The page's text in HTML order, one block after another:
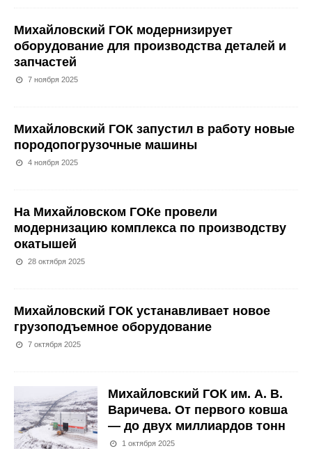
Михайловский ГОК модернизирует
оборудование для производства деталей и
запчастей
7 ноября 2025
Михайловский ГОК запустил в работу новые
породопогрузочные машины
4 ноября 2025
На Михайловском ГОКе провели
модернизацию комплекса по производству
окатышей
28 октября 2025
Михайловский ГОК устанавливает новое
грузоподъемное оборудование
7 октября 2025
Михайловский ГОК им. А. В.
Варичева. От первого ковша
— до двух миллиардов тонн
1 октября 2025